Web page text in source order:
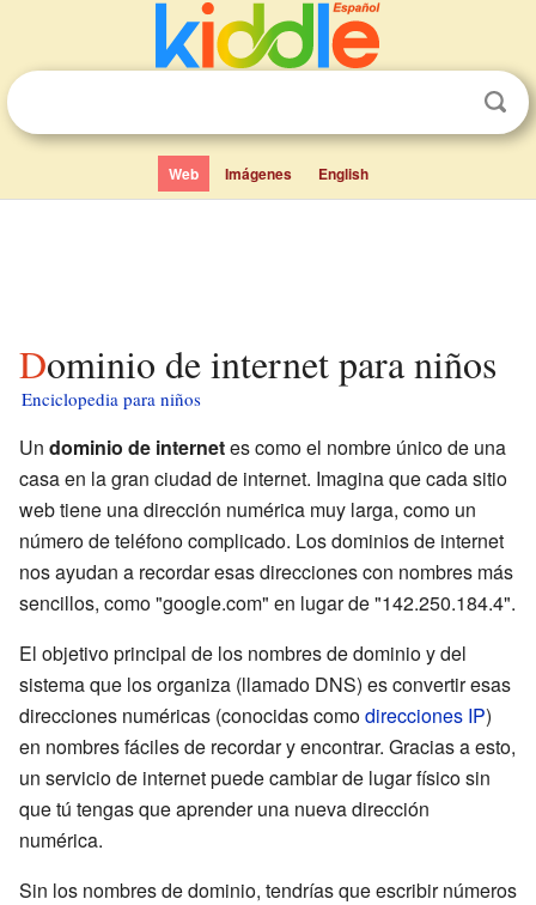
Web Imágenes English
Dominio de internet para niños
Enciclopedia para niños
Un dominio de internetes como el nombre único de una
casa en la gran ciudad de internet. Imagina que cada sitio
web tiene una dirección numérica muy larga, como un
número de teléfono complicado. Los dominios de internet
nos ayudan a recordar esas direcciones con nombres más
sencillos, como "google.com" en lugar de "142.250.184.4".
El objetivo principal de los nombres de dominio y del
sistema que los organiza (llamado DNS) es convertir esas
direcciones numéricas (conocidas comodirecciones IP)
en nombres fáciles de recordar y encontrar. Gracias a esto,
un servicio de internet puede cambiar de lugar físico sin
que tú tengas que aprender una nueva dirección
numérica.
Sin los nombres de dominio, tendrías que escribir números